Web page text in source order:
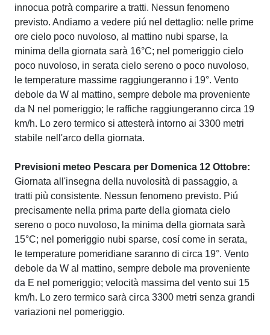
innocua potrà comparire a tratti. Nessun fenomeno
previsto. Andiamo a vedere piú nel dettaglio: nelle prime
ore cielo poco nuvoloso, al mattino nubi sparse, la
minima della giornata sarà 16°C; nel pomeriggio cielo
poco nuvoloso, in serata cielo sereno o poco nuvoloso,
le temperature massime raggiungeranno i 19°. Vento
debole da W al mattino, sempre debole ma proveniente
da N nel pomeriggio; le raffiche raggiungeranno circa 19
km/h. Lo zero termico si attesterà intorno ai 3300 metri
stabile nell'arco della giornata.
Previsioni meteo Pescara per Domenica 12 Ottobre:
Giornata all'insegna della nuvolosità di passaggio, a
tratti più consistente. Nessun fenomeno previsto. Piú
precisamente nella prima parte della giornata cielo
sereno o poco nuvoloso, la minima della giornata sarà
15°C; nel pomeriggio nubi sparse, cosí come in serata,
le temperature pomeridiane saranno di circa 19°. Vento
debole da W al mattino, sempre debole ma proveniente
da E nel pomeriggio; velocità massima del vento sui 15
km/h. Lo zero termico sarà circa 3300 metri senza grandi
variazioni nel pomeriggio.